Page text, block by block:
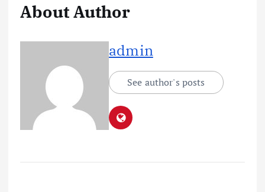
About Author
admin
See author's posts